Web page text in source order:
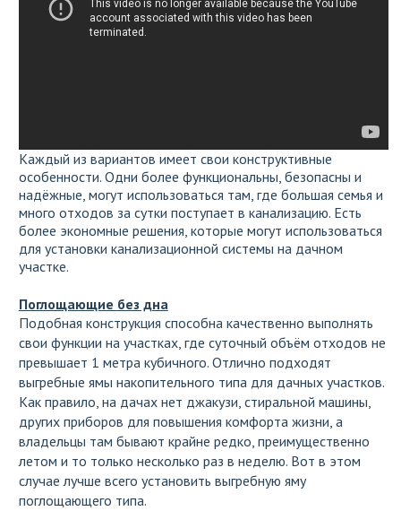
Каждый из вариантов имеет свои конструктивные
особенности. Одни более функциональны, безопасны и
надёжные, могут использоваться там, где большая семья и
много отходов за сутки поступает в канализацию. Есть
более экономные решения, которые могут использоваться
для установки канализационной системы на дачном
участке.
Поглощающие без дна
Подобная конструкция способна качественно выполнять
свои функции на участках, где суточный объём отходов не
превышает 1 метра кубичного. Отлично подходят
выгребные ямы накопительного типа для дачных участков.
Как правило, на дачах нет джакузи, стиральной машины,
других приборов для повышения комфорта жизни, а
владельцы там бывают крайне редко, преимущественно
летом и то только несколько раз в неделю. Вот в этом
случае лучше всего установить выгребную яму
поглощающего типа.